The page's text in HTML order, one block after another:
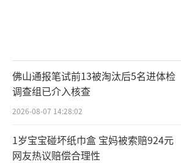
佛山通报笔试前13被淘汰后5名进体检
调查组已介入核查
2026-08-07 14:28:02
1岁宝宝碰坏纸巾盒 宝妈被索赔924元
网友热议赔偿合理性